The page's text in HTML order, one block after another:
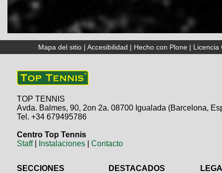
Mapa del sitio |Accesibilidad | Hecho con Plone | Licencia
TOP TENNIS
Avda. Balmes, 90, 2on 2a. 08700 Igualada (Barcelona,
Tel. +34 679495786
Centro Top Tennis
Staff| Instalaciones |Contacto
SECCIONES
DESTACADOS